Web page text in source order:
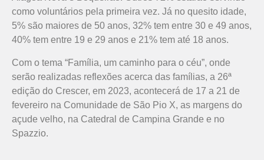
como voluntários pela primeira vez. Já no quesito idade,
5% são maiores de 50 anos, 32% tem entre 30 e 49 anos,
40% tem entre 19 e 29 anos e 21% tem até 18 anos.
Com o tema “Família, um caminho para o céu”, onde
serão realizadas reflexões acerca das famílias, a 26ª
edição do Crescer, em 2023, acontecerá de 17 a 21 de
fevereiro na Comunidade de São Pio X, as margens do
açude velho, na Catedral de Campina Grande e no
Spazzio.